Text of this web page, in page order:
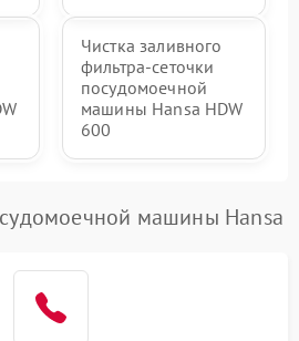
Чистка заливного
фильтра-сеточки
посудомоечной
машины Hansa HDW
600
машины Hansa